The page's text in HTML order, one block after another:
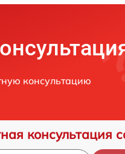
консультацию
консультация